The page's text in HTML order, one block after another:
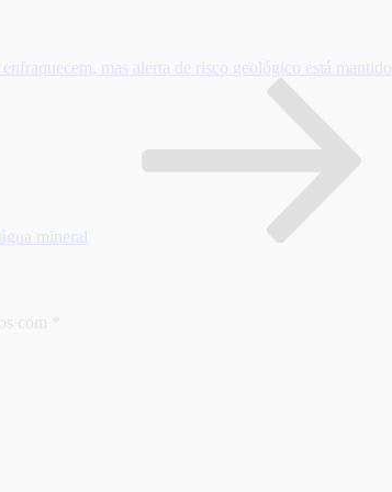
mas alerta de risco geológico está mantido
mineral
com